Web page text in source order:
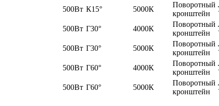
500Вт К15° 5000К
Поворотный
кронштейн
500Вт Г30° 4000К
Поворотный
кронштейн
500Вт Г30° 5000К
Поворотный
кронштейн
500Вт Г60° 4000К
Поворотный
кронштейн
500Вт Г60° 5000К
Поворотный
кронштейн